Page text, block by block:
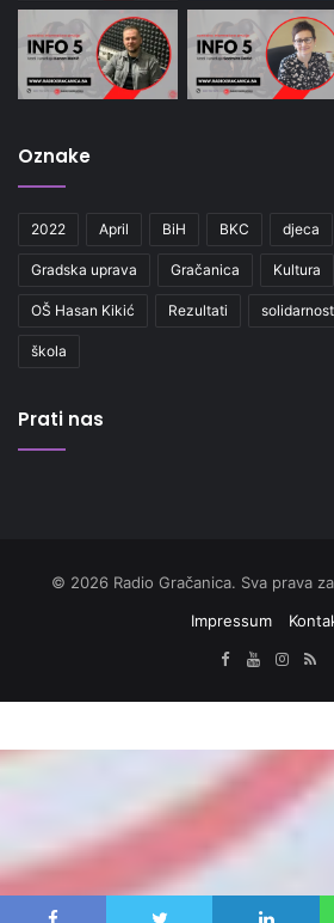
Oznake
2022 April BiH BKC djeca
Gradska uprava Gračanica Kultura
OŠ Hasan Kikić Rezultati solidarnost
škola
Prati nas
© 2026 Radio Gračanica. Sva prava
Impressum